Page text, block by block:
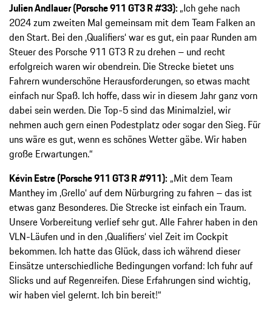
Julien Andlauer (Porsche 911 GT3 R #33): „Ich gehe nach
2024 zum zweiten Mal gemeinsam mit dem Team Falken an
den Start. Bei den ‚Qualifiers‘ war es gut, ein paar Runden am
Steuer des Porsche 911 GT3 R zu drehen – und recht
erfolgreich waren wir obendrein. Die Strecke bietet uns
Fahrern wunderschöne Herausforderungen, so etwas macht
einfach nur Spaß. Ich hoffe, dass wir in diesem Jahr ganz vorn
dabei sein werden. Die Top-5 sind das Minimalziel, wir
nehmen auch gern einen Podestplatz oder sogar den Sieg. Für
uns wäre es gut, wenn es schönes Wetter gäbe. Wir haben
große Erwartungen.“
Kévin Estre (Porsche 911 GT3 R #911): „Mit dem Team
Manthey im ‚Grello‘ auf dem Nürburgring zu fahren – das ist
etwas ganz Besonderes. Die Strecke ist einfach ein Traum.
Unsere Vorbereitung verlief sehr gut. Alle Fahrer haben in den
VLN-Läufen und in den ‚Qualifiers‘ viel Zeit im Cockpit
bekommen. Ich hatte das Glück, dass ich während dieser
Einsätze unterschiedliche Bedingungen vorfand: Ich fuhr auf
Slicks und auf Regenreifen. Diese Erfahrungen sind wichtig,
wir haben viel gelernt. Ich bin bereit!“